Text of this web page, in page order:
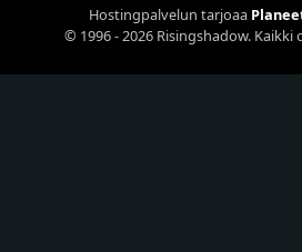
Hostingpalvelun tarjoaa
© 1996 - 2026 Risingshadow.